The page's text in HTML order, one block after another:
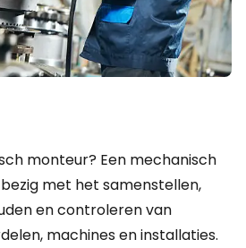
monteur? Een mechanisch
met het samenstellen,
en controleren van
machines en installaties.